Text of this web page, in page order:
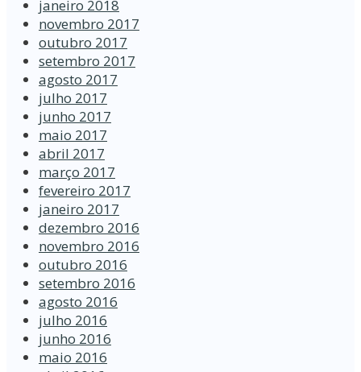
janeiro 2018
novembro 2017
outubro 2017
setembro 2017
agosto 2017
julho 2017
junho 2017
maio 2017
abril 2017
março 2017
fevereiro 2017
janeiro 2017
dezembro 2016
novembro 2016
outubro 2016
setembro 2016
agosto 2016
julho 2016
junho 2016
maio 2016